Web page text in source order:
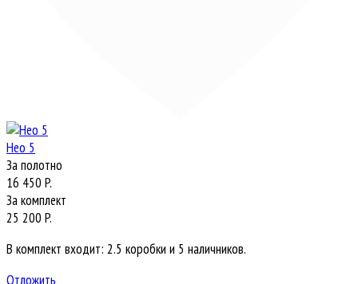
Нео 5
За полотно
16 450 P.
За комплект
25 200 P.
В комплект входит: 2.5 коробки и 5 наличников.
Отложить